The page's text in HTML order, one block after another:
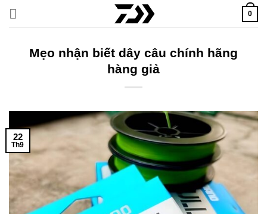
qua
0
Mẹo nhận biết dây câu chính hãng
hàng giả
22
Th9